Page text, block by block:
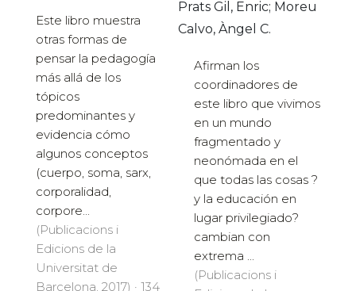
Este libro muestra
otras formas de
pensar la pedagogía
más allá de los
tópicos
predominantes y
evidencia cómo
algunos conceptos
(cuerpo, soma, sarx,
corporalidad,
corpore...
(Publicacions i
Edicions de la
Universitat de
Barcelona, 2017) · 134
Prats Gil, Enric; Moreu
Calvo, Àngel C.
Afirman los
coordinadores de
este libro que vivimos
en un mundo
fragmentado y
neonómada en el
que todas las cosas ?
y la educación en
lugar privilegiado?
cambian con
extrema ...
(Publicacions i